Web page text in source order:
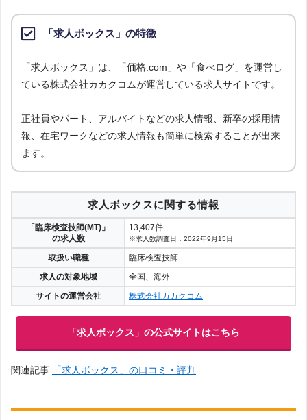
「求人ボックス」の特徴
「求人ボックス」は、「価格.com」や「食べログ」を運営し
ている株式会社カカクコムが運営している求人サイトです。
正社員やパート、アルバイトなどの求人情報、新卒の採用情
報、在宅ワークなどの求人情報も簡単に検索することが出来
ます。
求人ボックスに関する情報
「臨床検査技師(MT)」
の求人数
13,407件
※求人数調査日：2022年9月15日
取扱い職種
臨床検査技師
求人の対象地域
全国、海外
サイトの運営会社
株式会社カカクコム
「求人ボックス」の公式サイトはこちら
関連記事: 「求人ボックス」の口コミ・評判